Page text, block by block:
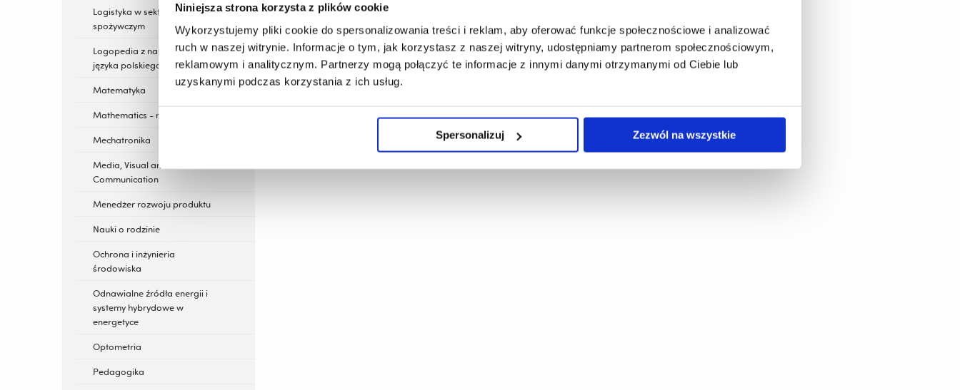
Niniejsza strona korzysta z plików cookie
Wykorzystujemy pliki cookie do spersonalizowania treści i reklam, aby oferować funkcje społecznościowe i analizować
ruch w naszej witrynie. Informacje o tym, jak korzystasz z naszej witryny, udostępniamy partnerom społecznościowym,
reklamowym i analitycznym. Partnerzy mogą połączyć te informacje z innymi danymi otrzymanymi od Ciebie lub
uzyskanymi podczas korzystania z ich usług.
Spersonalizuj Zezwól na wszystkie
Logistyka w sektorze rolno-
spożywczym
Logopedia z nauczaniem
języka polskiego jako obcego
Matematyka
Mathematics - nowość
Mechatronika
Media, Visual and Social
Communication
Menedżer rozwoju produktu
Nauki o rodzinie
Ochrona i inżynieria
środowiska
Odnawialne źródła energii i
systemy hybrydowe w
energetyce
Optometria
Pedagogika